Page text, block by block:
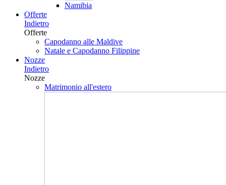
Namibia
Offerte
Indietro
Offerte
Capodanno alle Maldive
Natale e Capodanno Filippine
Nozze
Indietro
Nozze
Matrimonio all'estero